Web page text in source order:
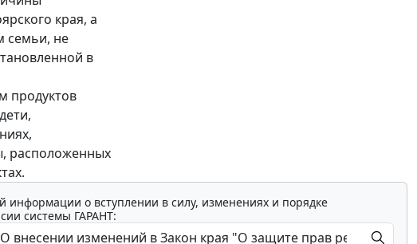
края, а
семьи, не
в
продуктов
расположенных
информации о вступлении в силу, изменениях и порядке
системы ГАРАНТ: